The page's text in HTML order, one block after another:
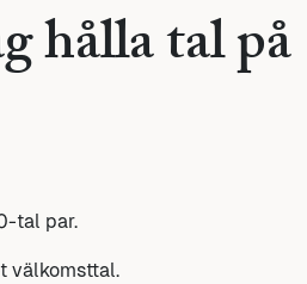
hålla tal på
tal par.
välkomsttal.